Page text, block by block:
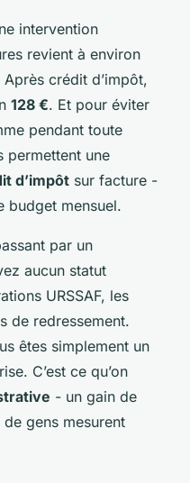
intervention
revient à environ
crédit d’impôt,
128 €. Et pour éviter
pendant toute
permettent une
d’impôt sur facture -
budget mensuel.
par un
aucun statut
URSSAF, les
de redressement.
êtes simplement un
C’est ce qu’on
- un gain de
gens mesurent